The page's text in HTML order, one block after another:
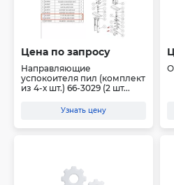
Цена по запросу
Направляющие
успокоителя пил (комплект
из 4-х шт.) 66-3029 (2 шт...
Узнать цену